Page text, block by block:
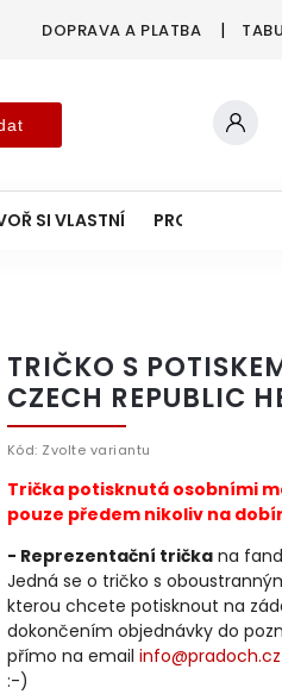
DOPRAVA A PLATBA
SI VLASTNÍ PRO FIRMY &
TRIČKO S
CZECH REPUBLIC
Kód: Zvolte variantu
Trička potisknutá osobními
pouze předem nikoliv na
- Reprezentační tričkana
Jedná se o tričko s
kterou chcete potisknout na
dokončením objednávky do
přímo na email info@pradoch.cz
:-)